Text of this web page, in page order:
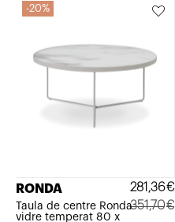
20%
RONDA
Taula de centre Ronda
vidre temperat 80 x
351,70€
281,36€